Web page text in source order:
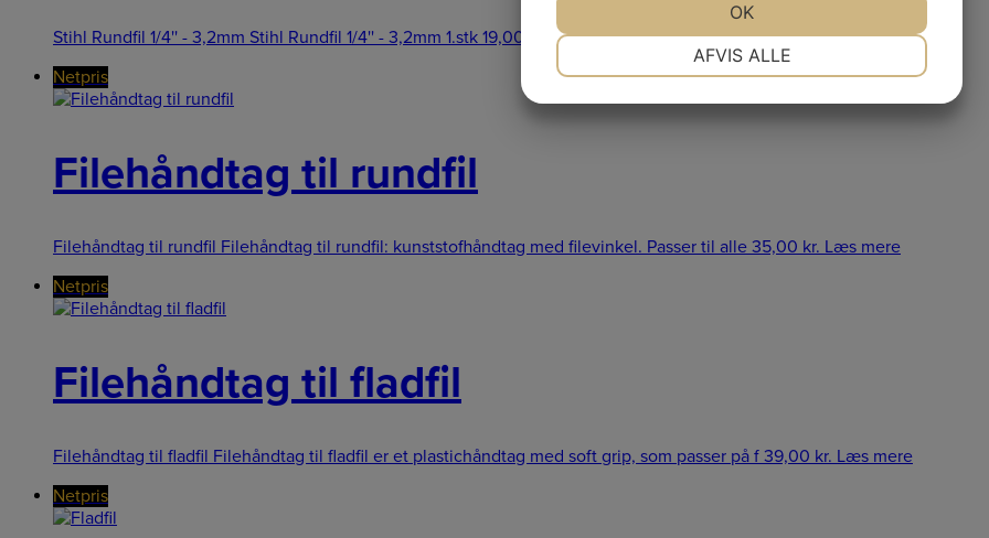
Stihl Rundfil 1/4'' - 3,2mm Stihl Rundfil 1/4'' - 3,2mm 1.stk 19,00
Læs mere
Netpris
Filehåndtag til rundfil
Filehåndtag til rundfil Filehåndtag til rundfil: kunststofhåndtag med filevinkel. Passer til alle 35,00 kr. Læs mere
Netpris
Filehåndtag til fladfil
Filehåndtag til fladfil Filehåndtag til fladfil er et plastichåndtag med soft grip, som passer på f 39,00 kr. Læs mere
Netpris
AFVIS ALLE
OK